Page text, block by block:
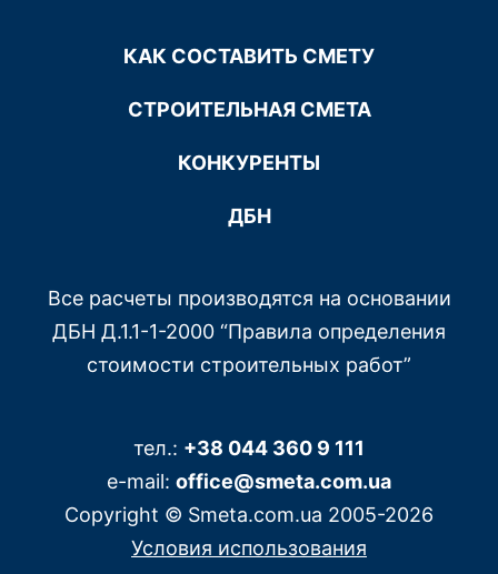
КАК СОСТАВИТЬ СМЕТУ
СТРОИТЕЛЬНАЯ СМЕТА
КОНКУРЕНТЫ
ДБН
Все расчеты производятся на основании
ДБН Д.1.1-1-2000 “Правила определения
стоимости строительных работ”
тел.: +38 044 360 9 111
e-mail: office@smeta.com.ua
Copyright © Smeta.com.ua 2005-2026
Условия использования